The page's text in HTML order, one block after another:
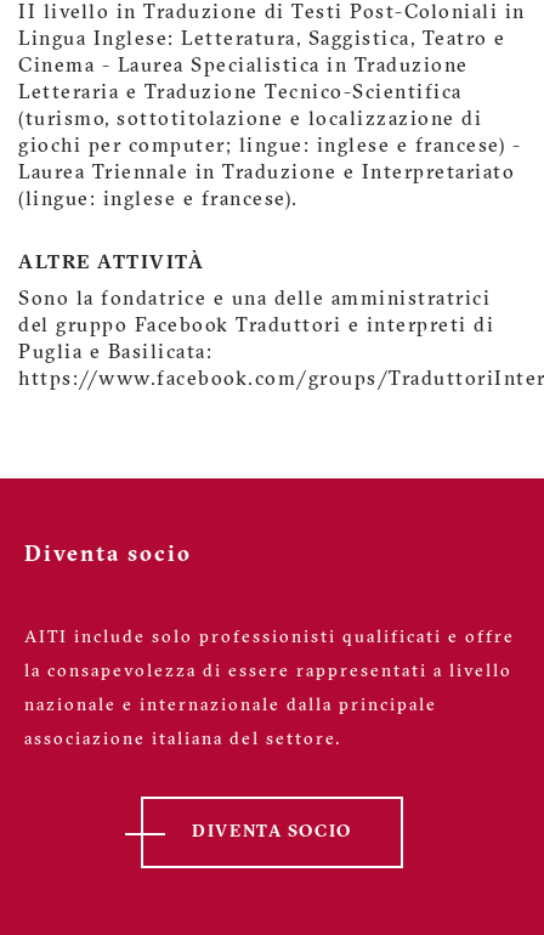
II livello in Traduzione di Testi Post-Coloniali in
Lingua Inglese: Letteratura, Saggistica, Teatro e
Cinema - Laurea Specialistica in Traduzione
Letteraria e Traduzione Tecnico-Scientifica
(turismo, sottotitolazione e localizzazione di
giochi per computer; lingue: inglese e francese) -
Laurea Triennale in Traduzione e Interpretariato
(lingue: inglese e francese).
ALTRE ATTIVITÀ
Sono la fondatrice e una delle amministratrici
del gruppo Facebook Traduttori e interpreti di
Puglia e Basilicata:
https://www.facebook.com/groups/
Diventa socio
AITI include solo professionisti qualificati e offre
la consapevolezza di essere rappresentati a livello
nazionale e internazionale dalla principale
associazione italiana del settore.
DIVENTA SOCIO